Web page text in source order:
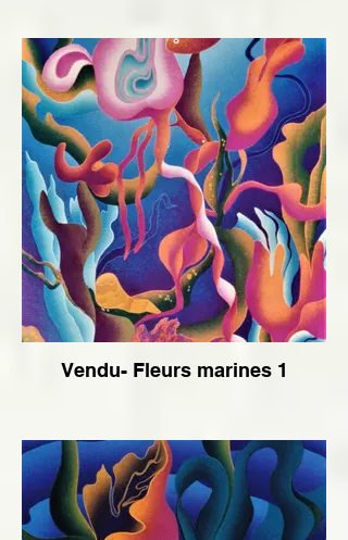
Vendu- Fleurs marines 1